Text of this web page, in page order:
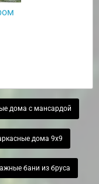
дома с мансардой
дома 9х9
бани из бруса